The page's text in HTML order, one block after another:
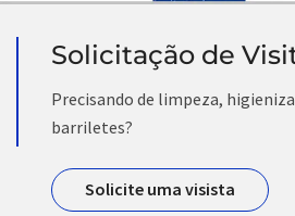
Solicitação de
Precisando de limpeza,
barriletes?
Solicite uma visista